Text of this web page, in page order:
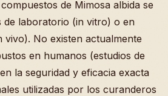
de Mimosa albida se
de laboratorio (in vitro) o en
vivo). No existen actualmente
en humanos (estudios de
la seguridad y eficacia exacta
utilizadas por los curanderos